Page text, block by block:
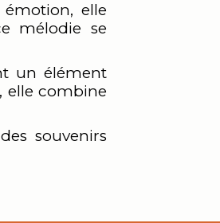
elle
mélodie se
un élément
elle combine
souvenirs